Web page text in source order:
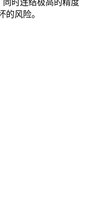
时连结极高的精度
风险。